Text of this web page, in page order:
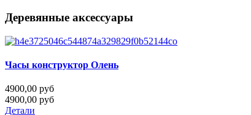
Деревянные аксессуары
Часы конструктор Олень
4900,00 руб
4900,00 руб
Детали